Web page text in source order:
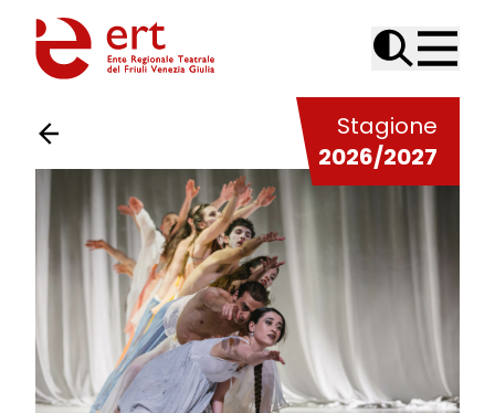
Skip to content
Stagione
2026/2027